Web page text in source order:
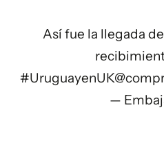
Así fue la llegada
#UruguayenUK
—